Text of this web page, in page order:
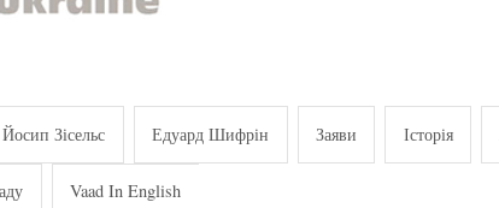
Йосип Зісельс Едуард Шифрін Заяви Історія
Vaad In English